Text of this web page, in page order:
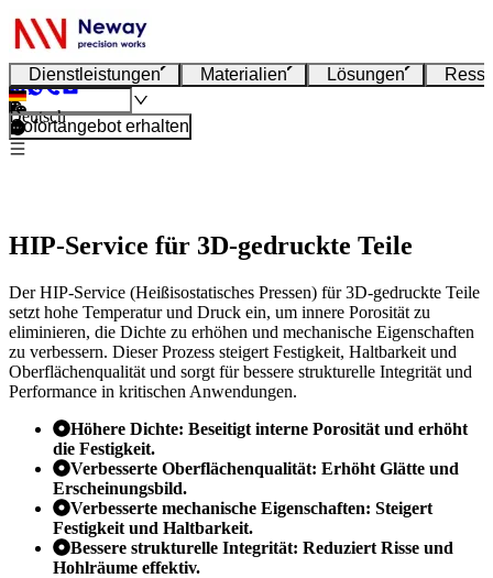
Dienstleistungen Materialien Lösungen
Deutsch
Sofortangebot erhalten
HIP-Service für 3D-gedruckte Teile
Der HIP-Service (Heißisostatisches Pressen) für 3D-gedruckte Teile
setzt hohe Temperatur und Druck ein, um innere Porosität zu
eliminieren, die Dichte zu erhöhen und mechanische Eigenschaften
zu verbessern. Dieser Prozess steigert Festigkeit, Haltbarkeit und
Oberflächenqualität und sorgt für bessere strukturelle Integrität und
Performance in kritischen Anwendungen.
Höhere Dichte: Beseitigt interne Porosität und erhöht
die Festigkeit.
Verbesserte Oberflächenqualität: Erhöht Glätte und
Erscheinungsbild.
Verbesserte mechanische Eigenschaften: Steigert
Festigkeit und Haltbarkeit.
Bessere strukturelle Integrität: Reduziert Risse und
Hohlräume effektiv.